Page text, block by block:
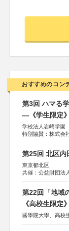
おすすめのコン
第3回 ハマる
―《学生限定》
学校法人岩崎学園
特別協賛：株式会
第25回 北区内
東京都北区
共催：公益財団法
第22回「地域
《高校生限定》
國學院大學、高校